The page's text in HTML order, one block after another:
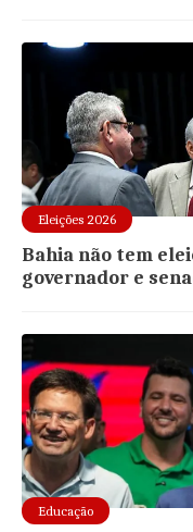
Eleições 2026
Bahia não tem
governador e
Educação